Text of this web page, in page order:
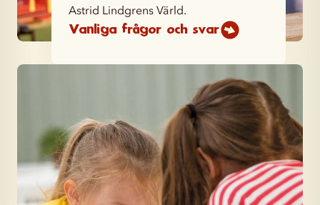
Astrid Lindgrens Värld.
Vanliga frågor och svar